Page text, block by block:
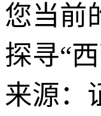
您当前
探寻“
来源：